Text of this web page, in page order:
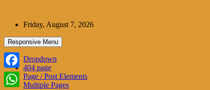
contentFriday, August 7, 2026
Responsive Menu
Dropdown
404 page
Page / Post Elements
Multiple Pages
Facebook